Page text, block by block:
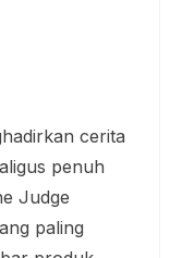
cerita
penuh
Judge
paling